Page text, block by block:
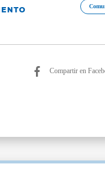
Compartir en